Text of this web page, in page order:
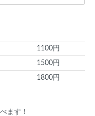
1100円
1500円
1800円
ます！